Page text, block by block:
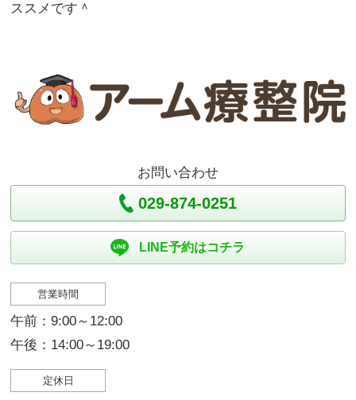
ススメです＾
お問い合わせ
029-874-0251
LINE予約はコチラ
営業時間
午前：9:00～12:00
午後：14:00～19:00
定休日